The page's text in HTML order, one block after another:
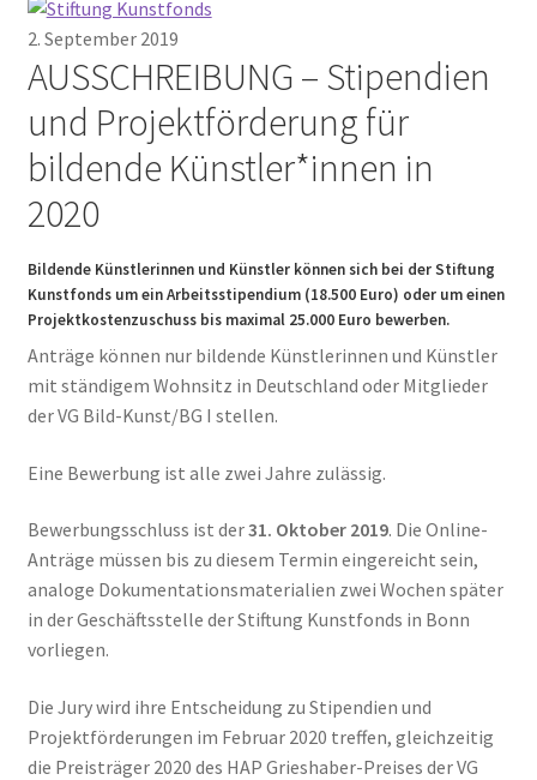
2. September 2019
AUSSCHREIBUNG – Stipendien
und Projektförderung für
bildende Künstler*innen in
2020
Bildende Künstlerinnen und Künstler können sich bei der Stiftung
Kunstfonds um ein Arbeitsstipendium (18.500 Euro) oder um einen
Projektkostenzuschuss bis maximal 25.000 Euro bewerben.
Anträge können nur bildende Künstlerinnen und Künstler
mit ständigem Wohnsitz in Deutschland oder Mitglieder
der VG Bild-Kunst/BG I stellen.
Eine Bewerbung ist alle zwei Jahre zulässig.
Bewerbungsschluss ist der31. Oktober 2019. Die Online-
Anträge müssen bis zu diesem Termin eingereicht sein,
analoge Dokumentationsmaterialien zwei Wochen später
in der Geschäftsstelle der Stiftung Kunstfonds in Bonn
vorliegen.
Die Jury wird ihre Entscheidung zu Stipendien und
Projektförderungen im Februar 2020 treffen, gleichzeitig
die Preisträger 2020 des HAP Grieshaber-Preises der VG